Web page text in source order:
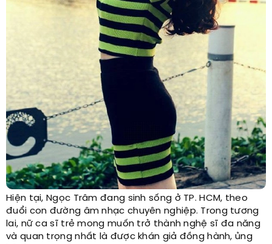
Hiện tại, Ngọc Trâm đang sinh sống ở TP. HCM, theo
đuổi con đường âm nhạc chuyên nghiệp. Trong tương
lai, nữ ca sĩ trẻ mong muốn trở thành nghệ sĩ đa năng
và quan trọng nhất là được khán giả đồng hành, ủng